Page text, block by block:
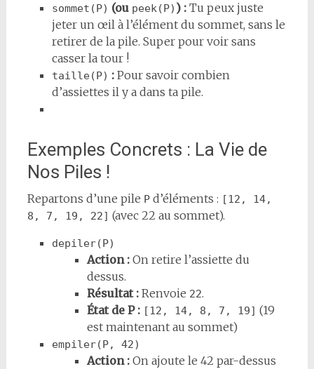
sommet(P) (ou peek(P) ) :Tu peux juste
jeter un œil à l’élément du sommet, sans le
retirer de la pile. Super pour voir sans
casser la tour !
taille(P) :Pour savoir combien
d’assiettes il y a dans ta pile.
Exemples Concrets : La Vie de
Nos Piles !
Repartons d’une pile Pd’éléments : [12, 14,
8, 7, 19, 22] (avec 22 au sommet).
depiler(P)
Action :On retire l’assiette du
dessus.
Résultat :Renvoie 22.
État de P : [12, 14, 8, 7, 19] (19
est maintenant au sommet)
empiler(P, 42)
Action :On ajoute le 42 par-dessus